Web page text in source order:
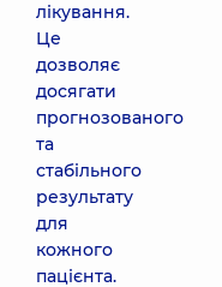
лікування.
Це
дозволяє
досягати
прогнозованого
та
стабільного
результату
для
кожного
пацієнта.